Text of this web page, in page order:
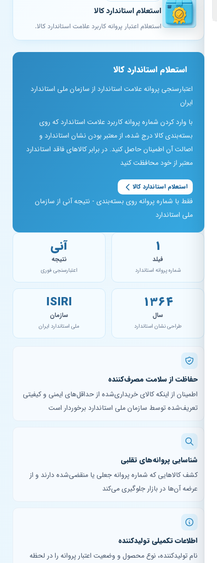
استعلام استاندارد کالا
استعلام اعتبار پروانه کاربرد علامت استاندارد کالا.
استعلام استاندارد کالا
اعتبارسنجی پروانه علامت استاندارد از سازمان ملی استاندارد
با وارد کردن شماره پروانه کاربرد علامت استاندارد که روی
بسته‌بندی کالا درج شده، از معتبر بودن نشان استاندارد و
اصالت آن اطمینان حاصل کنید. در برابر کالاهای فاقد استاندارد
معتبر از خود محافظت کنید
استعلام استاندارد کالا
فقط با شماره پروانه روی بسته‌بندی - نتیجه آنی از سازمان
ملی استاندارد
شماره پروانه استاندارد
آنی
نتیجه
اعتبارسنجی فوری
۱۳۶۴
طراحی نشان استاندارد
ISIRI
سازمان
ملی استاندارد ایران
حفاظت از سلامت مصرف‌کننده
اطمینان از اینکه کالای خریداری‌شده از حداقل‌های ایمنی و کیفیتی
تعریف‌شده توسط سازمان ملی استاندارد برخوردار است
شناسایی پروانه‌های تقلبی
کشف کالاهایی که شماره پروانه جعلی یا منقضی‌شده دارند و از
عرضه آن‌ها در بازار جلوگیری می‌کند
اطلاعات تکمیلی تولیدکننده
نام تولیدکننده، نوع محصول و وضعیت اعتبار پروانه را در لحظه